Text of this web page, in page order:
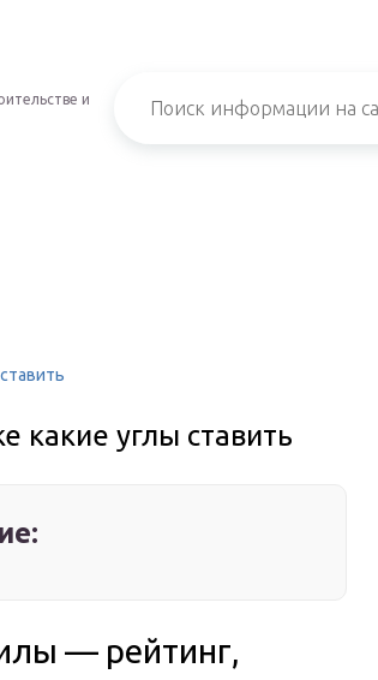
и
какие углы ставить
— рейтинг,